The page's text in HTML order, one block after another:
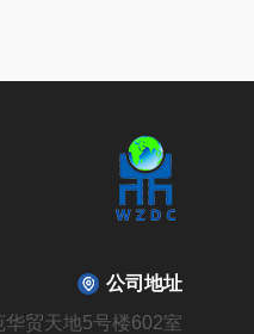
公司地址
贸天地5号楼602室